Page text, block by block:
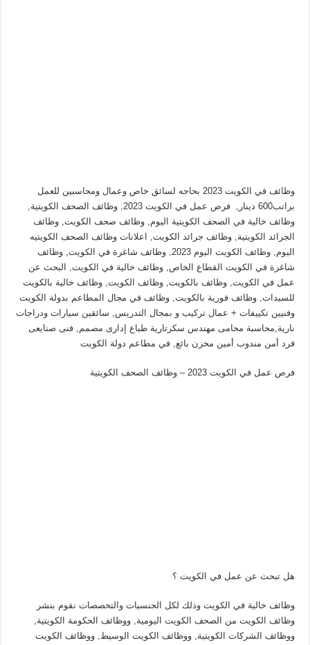
وظائف في الكويت 2023 بحاجه لسائق خاص وعمال ومحاسبين للعمل
براتب600 دينار, فرص عمل في الكويت 2023, وظائف الصحف الكويتية,
وظائف خالية في الصحف الكويتية اليوم, وظائف صحف الكويت, وظائف
الجرائد الكويتية, وظائف جرائد الكويت, اعلانات وظائف الصحف الكويتيه
اليوم, وظائف الكويت اليوم 2023, وظائف شاغرة في الكويت, وظائف
شاغرة في الكويت القطاع الخاص, وظائف خالية في الكويت, البحث عن
عمل في الكويت, وظائف بالكويت, وظائف الكويت, وظائف خالية بالكويت
للسيدات, وظائف فورية بالكويت, وظائف في مجال المطاعم بدولة الكويت
وفنيين تكييفات + عمال تركيب و بمجال التدريس, سائقين سيارات ودراجات
نارية,محاسبة محامى مهندس سكرتارية طباع إدارى مصمم, فنى صنايعى
فرد أمن مندوب أمين مخزن بائع, في مطاعم دولة الكويت
فرص عمل في الكويت 2023 – وظائف الصحف الكويتية
هل تبحث عن عمل في الكويت ؟
وظائف خالية في الكويت وذلك لكل الجنسيات والتخصصات نقوم بنشر
وظائف الكويت من الصحف الكويت اليومية, ووظائف الحكومة الكويتية,
ووظائف الشركات الكويتية, ووظائف الكويت الوسيط, ووظائف الكويت